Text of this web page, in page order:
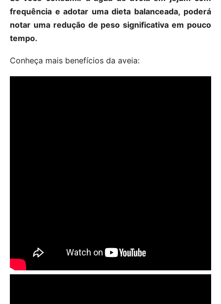
frequência e adotar uma dieta balanceada, poderá
notar uma redução de peso significativa em pouco
tempo.
Conheça mais benefícios da aveia: